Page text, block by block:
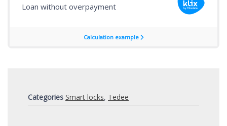
Categories Smart locks, Tedee